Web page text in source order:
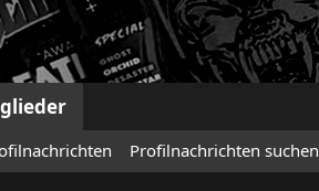
Profilnachrichten suchen